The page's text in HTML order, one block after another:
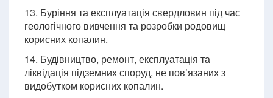
13. Буріння та експлуатація свердловин під час
геологічного вивчення та розробки родовищ
корисних копалин.
14. Будівництво, ремонт, експлуатація та
ліквідація підземних споруд, не пов’язаних з
видобутком корисних копалин.